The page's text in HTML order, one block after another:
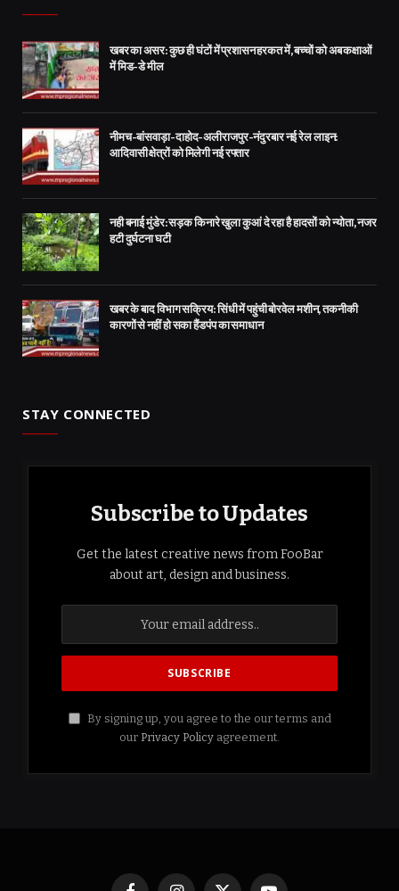
खबर का असर: कुछ ही घंटों में प्रशासन हरकत में, बच्चों को अब कक्षाओं
में मिड-डे मील
नीमच-बांसवाड़ा-दाहोद-अलीराजपुर-नंदुरबार नई रेल लाइन:
आदिवासी क्षेत्रों को मिलेगी नई रफ्तार
नही बनाई मुंडेर: सड़क किनारे खुला कुआं दे रहा है हादसों को न्योता, नजर
हटी दुर्घटना घटी
खबर के बाद विभाग सक्रिय: सिंधी में पहुंची बोरवेल मशीन, तकनीकी
कारणों से नहीं हो सका हैंडपंप का समाधान
STAY CONNECTED
Subscribe to Updates
Get the latest creative news from FooBar
about art, design and business.
By signing up, you agree to the our terms and
our Privacy Policy agreement.